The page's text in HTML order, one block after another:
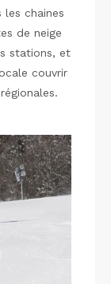
chaines
de neige
stations, et
couvrir